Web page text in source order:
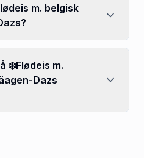
m. belgisk
❄️Flødeis m.
Dazs